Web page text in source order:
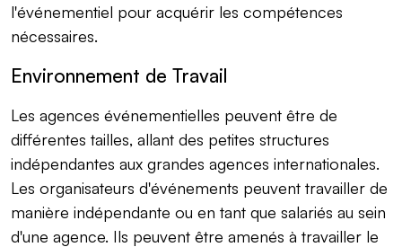
l'événementiel pour acquérir les compétences
nécessaires.
Environnement de Travail
Les agences événementielles peuvent être de
différentes tailles, allant des petites structures
indépendantes aux grandes agences internationales.
Les organisateurs d'événements peuvent travailler de
manière indépendante ou en tant que salariés au sein
d'une agence. Ils peuvent être amenés à travailler le